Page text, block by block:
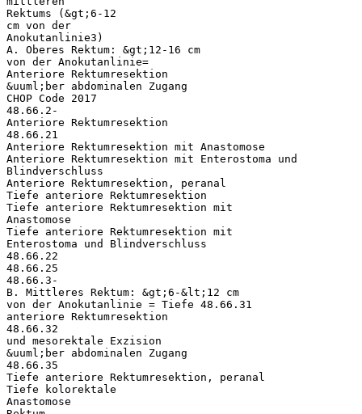
Rektums (&gt;6-12
cm von der
Anokutanlinie3)
A. Oberes Rektum: &gt;12-16 cm
von der Anokutanlinie=
Anteriore Rektumresektion
&uuml;ber abdominalen Zugang
CHOP Code 2017
48.66.2-
Anteriore Rektumresektion
48.66.21
Anteriore Rektumresektion mit Anastomose
Anteriore Rektumresektion mit Enterostoma und
Blindverschluss
Anteriore Rektumresektion, peranal
Tiefe anteriore Rektumresektion
Tiefe anteriore Rektumresektion mit
Anastomose
Tiefe anteriore Rektumresektion mit
Enterostoma und Blindverschluss
48.66.22
48.66.25
48.66.3-
B. Mittleres Rektum: &gt;6-&lt;12 cm
von der Anokutanlinie = Tiefe 48.66.31
anteriore Rektumresektion
48.66.32
und mesorektale Exzision
&uuml;ber abdominalen Zugang
48.66.35
Tiefe anteriore Rektumresektion, peranal
Tiefe kolorektale
Anastomose